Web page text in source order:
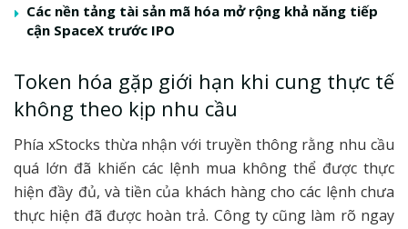
Các nền tảng tài sản mã hóa mở rộng khả năng tiếp
cận SpaceX trước IPO
Token hóa gặp giới hạn khi cung thực tế
không theo kịp nhu cầu
Phía xStocks thừa nhận với truyền thông rằng nhu cầu
quá lớn đã khiến các lệnh mua không thể được thực
hiện đầy đủ, và tiền của khách hàng cho các lệnh chưa
thực hiện đã được hoàn trả. Công ty cũng làm rõ ngay